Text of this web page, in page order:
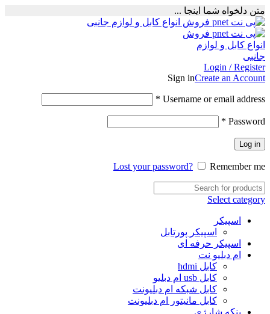
متن دلخواه شما اینجا ...
Login / Register
Sign inCreate an Account
Username or email address
*
Password
*
Log in
Lost your password? Remember me
Select category
اسپیکر
اسپیکر پورتابل
اسپیکر حرفه ای
ام دبلیو نت
کابل hdmi
کابل usb ام دبلیو
کابل شبکه ام دبلیونت
کابل مانیتور ام دبلیونت
پنکه شارژی